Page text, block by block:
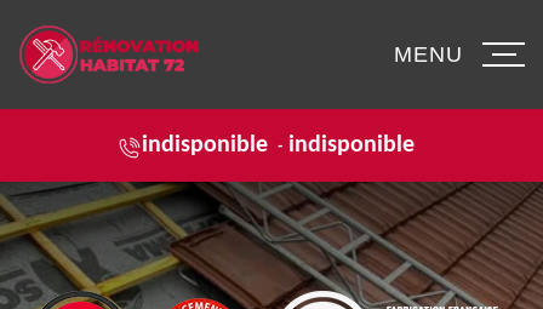
indisponible - indisponible
MENU